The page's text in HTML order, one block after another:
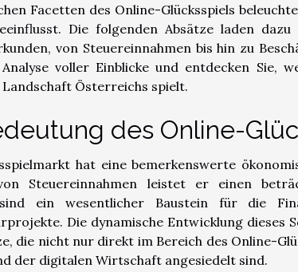
Facetten des Online-Glücksspiels
Die folgenden Absätze laden dazu
von Steuereinnahmen bis hin zu
voller Einblicke und entdecken Sie,
Österreichs spielt.
des Online-
hat eine bemerkenswerte
Steuereinnahmen leistet er einen
ein wesentlicher Baustein für die
Die dynamische Entwicklung dieses
die nicht nur direkt im Bereich des Online-
der digitalen Wirtschaft angesiedelt sind.